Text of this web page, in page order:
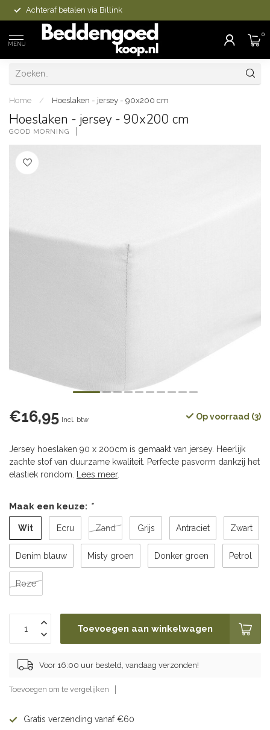
Achteraf betalen via Billink
MENU
0
Home / Hoeslaken - jersey - 90x200 cm
Hoeslaken - jersey - 90x200 cm
GOOD MORNING
€16,95 Incl. btw Op voorraad (3)
Jersey hoeslaken 90 x 200cm is gemaakt van jersey. Heerlijk
zachte stof van duurzame kwaliteit. Perfecte pasvorm dankzij het
elastiek rondom.
Lees meer.
Maak een keuze: *
Wit Ecru Zand Grijs Antraciet Zwart
Denim blauw Misty groen Donker groen Petrol
Roze
Toevoegen aan winkelwagen
Voor 16:00 uur besteld, vandaag verzonden!
Toevoegen om te vergelijken
Gratis verzending vanaf €60